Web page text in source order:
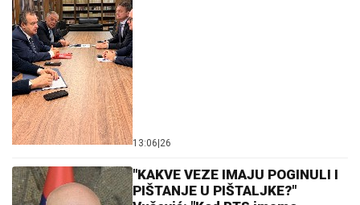
13:06 26
"KAKVE VEZE IMAJU POGINULI I
PIŠTANJE U PIŠTALJKE?"